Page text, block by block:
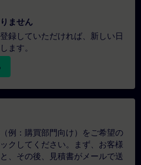
ません
録していただければ、新しい日
ます。
例：購買部門向け）をご希望の
クしてください。まず、お客様
、その後、見積書がメールで送